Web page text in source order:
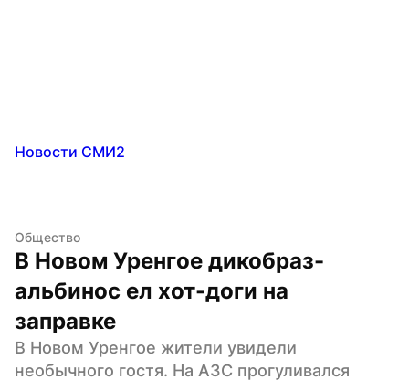
Новости СМИ2
Общество
В Новом Уренгое дикобраз-
альбинос ел хот-доги на
заправке
В Новом Уренгое жители увидели
необычного гостя. На АЗС прогуливался